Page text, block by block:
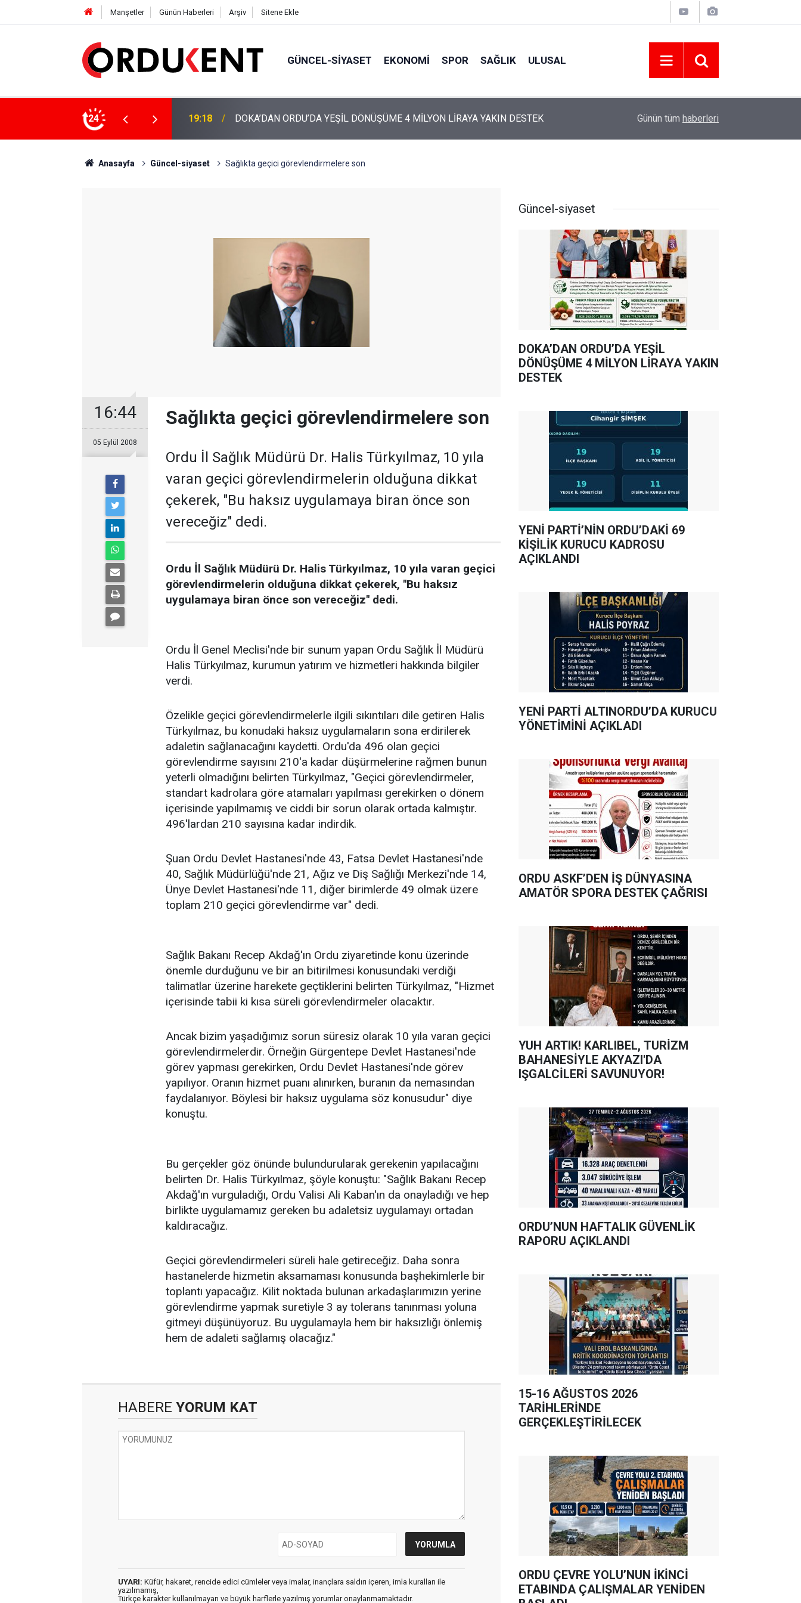
Manşetler Günün Haberleri Arşiv Sitene Ekle
GÜNCEL-SIYASET EKONOMI SPOR SAĞLIK ULUSAL
24
4 MİLYON LİRAYA YAKIN DESTEK 12:46 YENİ PARTİ’NİN ORDU’DAKİ 69 KİŞİLİK KURUCU KADROSU AÇIKLANDI YENİ PARTİ ALTINORDU’DA KURUCU
Günün tüm haberleri
Anasayfa Güncel-siyaset Sağlıkta geçici görevlendirmelere son
16:44
05 Eylül 2008
Sağlıkta geçici görevlendirmelere son
Ordu İl Sağlık Müdürü Dr. Halis Türkyılmaz, 10 yıla
varan geçici görevlendirmelerin olduğuna dikkat
çekerek, "Bu haksız uygulamaya biran önce son
vereceğiz" dedi.
Ordu İl Sağlık Müdürü Dr. Halis Türkyılmaz, 10 yıla varan geçici
görevlendirmelerin olduğuna dikkat çekerek, "Bu haksız
uygulamaya biran önce son vereceğiz" dedi.
Ordu İl Genel Meclisi'nde bir sunum yapan Ordu Sağlık İl Müdürü
Halis Türkyılmaz, kurumun yatırım ve hizmetleri hakkında bilgiler
verdi.
Özelikle geçici görevlendirmelerle ilgili sıkıntıları dile getiren Halis
Türkyılmaz, bu konudaki haksız uygulamaların sona erdirilerek
adaletin sağlanacağını kaydetti. Ordu'da 496 olan geçici
görevlendirme sayısını 210'a kadar düşürmelerine rağmen bunun
yeterli olmadığını belirten Türkyılmaz, "Geçici görevlendirmeler,
standart kadrolara göre atamaları yapılması gerekirken o dönem
içerisinde yapılmamış ve ciddi bir sorun olarak ortada kalmıştır.
496'lardan 210 sayısına kadar indirdik.
Şuan Ordu Devlet Hastanesi'nde 43, Fatsa Devlet Hastanesi'nde
40, Sağlık Müdürlüğü'nde 21, Ağız ve Diş Sağlığı Merkezi'nde 14,
Ünye Devlet Hastanesi'nde 11, diğer birimlerde 49 olmak üzere
toplam 210 geçici görevlendirme var" dedi.
Sağlık Bakanı Recep Akdağ'ın Ordu ziyaretinde konu üzerinde
önemle durduğunu ve bir an bitirilmesi konusundaki verdiği
talimatlar üzerine harekete geçtiklerini belirten Türkyılmaz, "Hizmet
içerisinde tabii ki kısa süreli görevlendirmeler olacaktır.
Ancak bizim yaşadığımız sorun süresiz olarak 10 yıla varan geçici
görevlendirmelerdir. Örneğin Gürgentepe Devlet Hastanesi'nde
görev yapması gerekirken, Ordu Devlet Hastanesi'nde görev
yapılıyor. Oranın hizmet puanı alınırken, buranın da nemasından
faydalanıyor. Böylesi bir haksız uygulama söz konusudur" diye
konuştu.
Bu gerçekler göz önünde bulundurularak gerekenin yapılacağını
belirten Dr. Halis Türkyılmaz, şöyle konuştu: "Sağlık Bakanı Recep
Akdağ'ın vurguladığı, Ordu Valisi Ali Kaban'ın da onayladığı ve hep
birlikte uygulamamız gereken bu adaletsiz uygulamayı ortadan
kaldıracağız.
Geçici görevlendirmeleri süreli hale getireceğiz. Daha sonra
hastanelerde hizmetin aksamaması konusunda başhekimlerle bir
toplantı yapacağız. Kilit noktada bulunan arkadaşlarımızın yerine
görevlendirme yapmak suretiyle 3 ay tolerans tanınması yoluna
gitmeyi düşünüyoruz. Bu uygulamayla hem bir haksızlığı önlemiş
hem de adaleti sağlamış olacağız."
HABERE YORUM KAT
UYARI: Küfür, hakaret, rencide edici cümleler veya imalar, inançlara saldırı içeren, imla kuralları ile
yazılmamış,
Türkçe karakter kullanılmayan ve büyük harflerle yazılmış yorumlar onaylanmamaktadır.
Güncel-siyaset
DOKA’DAN ORDU’DA YEŞİL
DÖNÜŞÜME 4 MİLYON LİRAYA YAKIN
DESTEK
YENİ PARTİ’NİN ORDU’DAKİ 69
KİŞİLİK KURUCU KADROSU
AÇIKLANDI
YENİ PARTİ ALTINORDU’DA KURUCU
YÖNETİMİNİ AÇIKLADI
ORDU ASKF’DEN İŞ DÜNYASINA
AMATÖR SPORA DESTEK ÇAĞRISI
YUH ARTIK! KARLIBEL, TURİZM
BAHANESİYLE AKYAZI'DA
IŞGALCİLERİ SAVUNUYOR!
ORDU’NUN HAFTALIK GÜVENLİK
RAPORU AÇIKLANDI
15-16 AĞUSTOS 2026
TARİHLERİNDE
GERÇEKLEŞTİRİLECEK
ORDU ÇEVRE YOLU’NUN İKİNCİ
ETABINDA ÇALIŞMALAR YENİDEN